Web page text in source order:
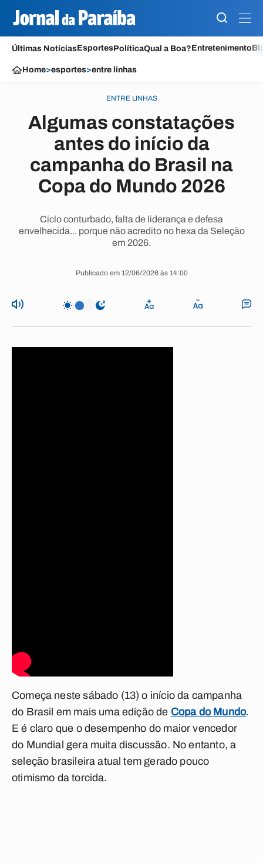
Últimas NotíciasEsportesPolíticaQual a Boa?Entretenimento
Home>esportes>entre linhas
ENTRE LINHAS
Algumas constatações
antes do início da
campanha do Brasil na
Copa do Mundo 2026
Ciclo conturbado, falta de liderança e defesa
envelhecida... porque não acredito no hexa da Seleção
em 2026.
Publicado em 12/06/2026 às 14:00
Começa neste sábado (13) o início da campanha
do Brasil em mais uma edição de Copa do Mundo.
E é claro que o desempenho do maior vencedor
do Mundial gera muita discussão. No entanto, a
seleção brasileira atual tem gerado pouco
otimismo da torcida.